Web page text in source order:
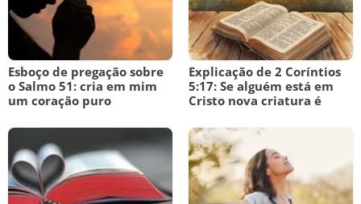
Esboço de pregação sobre
o Salmo 51: cria em mim
um coração puro
Explicação de 2 Coríntios
5:17: Se alguém está em
Cristo nova criatura é